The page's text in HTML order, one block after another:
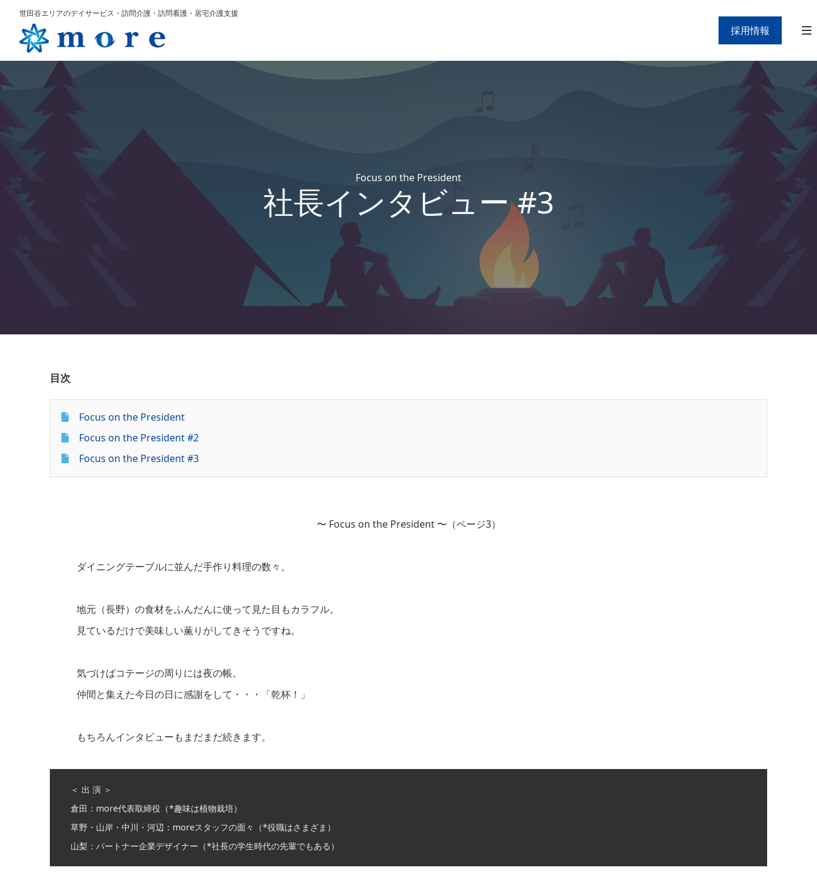
世田谷エリアのデイサービス・訪問介護・訪問看護・居宅介護支援
採用情報
Focus on the President
社長インタビュー #3
目次
Focus on the President
Focus on the President #2
Focus on the President #3
〜 Focus on the President 〜（ページ3）
ダイニングテーブルに並んだ手作り料理の数々。
地元（長野）の食材をふんだんに使って見た目もカラフル。
見ているだけで美味しい薫りがしてきそうですね。
気づけばコテージの周りには夜の帳。
仲間と集えた今日の日に感謝をして・・・「乾杯！」
もちろんインタビューもまだまだ続きます。
＜ 出 演 ＞
倉田：more代表取締役（*趣味は植物栽培）
草野・山岸・中川・河辺：moreスタッフの面々（*役職はさまざま）
山梨：パートナー企業デザイナー（*社長の学生時代の先輩でもある）